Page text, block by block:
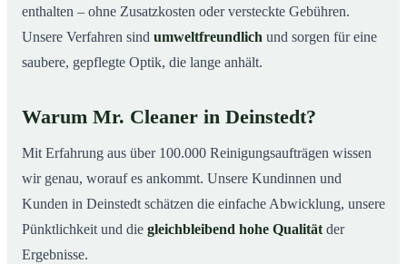
enthalten – ohne Zusatzkosten oder versteckte Gebühren.
Unsere Verfahren sind umweltfreundlich und sorgen für eine
saubere, gepflegte Optik, die lange anhält.
Warum Mr. Cleaner in Deinstedt?
Mit Erfahrung aus über 100.000 Reinigungsaufträgen wissen
wir genau, worauf es ankommt. Unsere Kundinnen und
Kunden in Deinstedt schätzen die einfache Abwicklung, unsere
Pünktlichkeit und die gleichbleibend hohe Qualität der
Ergebnisse.